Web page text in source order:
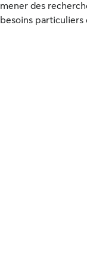
mener des
besoins particuliers